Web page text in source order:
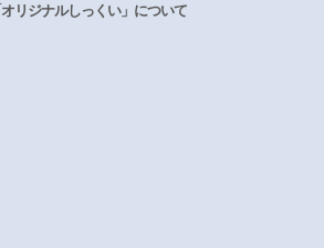
リジナルしっくい」について